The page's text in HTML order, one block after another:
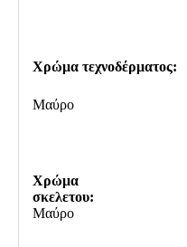
Χρώμα τεχνοδέρματος:
Μαύρο
Χρώμα
σκελετου:
Μαύρο